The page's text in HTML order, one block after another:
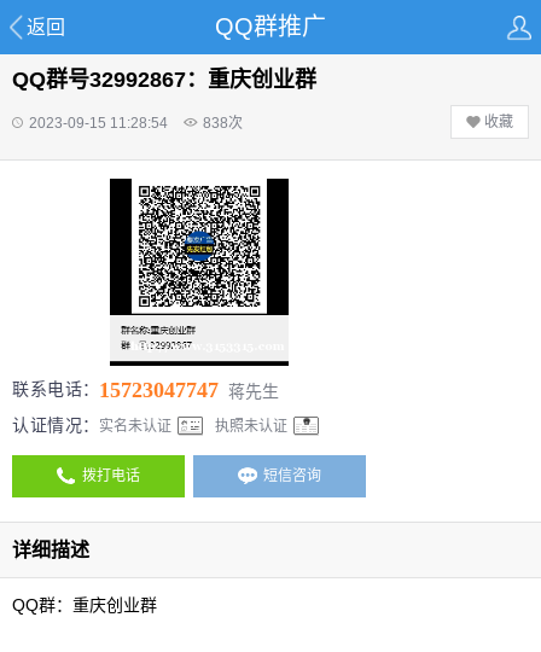
返回 QQ群推广
QQ群号32992867：重庆创业群
2023-09-15 11:28:54 838次 收藏
联系电话： 15723047747 蒋先生
认证情况：
实名未认证 执照未认证
拨打电话 短信咨询
详细描述
QQ群：重庆创业群